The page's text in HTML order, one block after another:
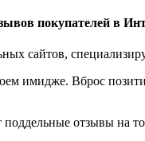
покупателей в
сайтов,
имидже. Вброс
отзывы на